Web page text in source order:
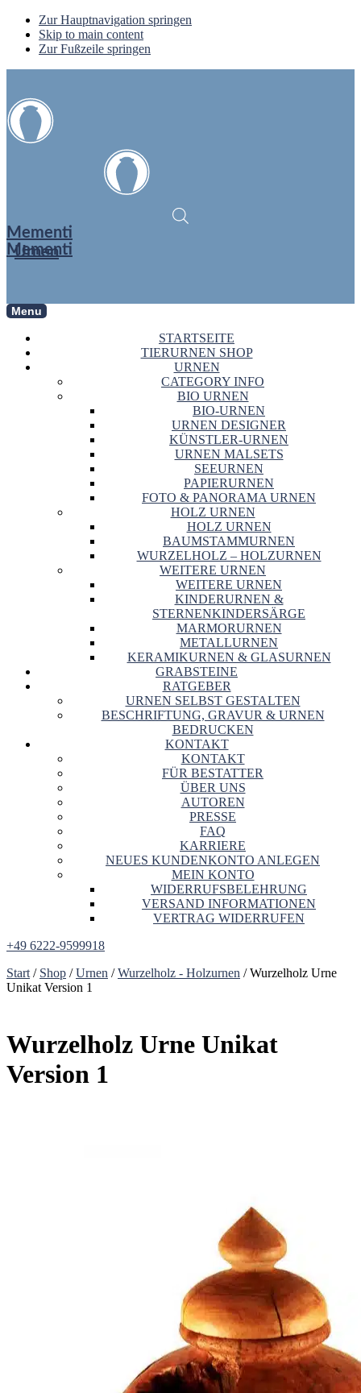
Zur Hauptnavigation springen
Skip to main content
Zur Fußzeile springen
Mementi
Urnen
Mementi
Menu
STARTSEITE
TIERURNEN SHOP
URNEN
CATEGORY INFO
BIO URNEN
BIO-URNEN
URNEN DESIGNER
KÜNSTLER-URNEN
URNEN MALSETS
SEEURNEN
PAPIERURNEN
FOTO & PANORAMA URNEN
HOLZ URNEN
HOLZ URNEN
BAUMSTAMMURNEN
WURZELHOLZ – HOLZURNEN
WEITERE URNEN
WEITERE URNEN
KINDERURNEN &
STERNENKINDERSÄRGE
MARMORURNEN
METALLURNEN
KERAMIKURNEN & GLASURNEN
GRABSTEINE
RATGEBER
URNEN SELBST GESTALTEN
BESCHRIFTUNG, GRAVUR & URNEN
BEDRUCKEN
KONTAKT
KONTAKT
FÜR BESTATTER
ÜBER UNS
AUTOREN
PRESSE
FAQ
KARRIERE
NEUES KUNDENKONTO ANLEGEN
MEIN KONTO
WIDERRUFSBELEHRUNG
VERSAND INFORMATIONEN
VERTRAG WIDERRUFEN
+49 6222-9599918
Start / Shop /Urnen /Wurzelholz - Holzurnen / Wurzelholz Urne
Unikat Version 1
Wurzelholz Urne Unikat
Version 1